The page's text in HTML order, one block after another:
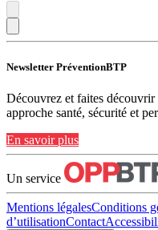
Newsletter PréventionBTP
Découvrez et faites
approche santé, sécurité et
En savoir plus
Un service
Mentions légalesConditions
d’utilisationContact